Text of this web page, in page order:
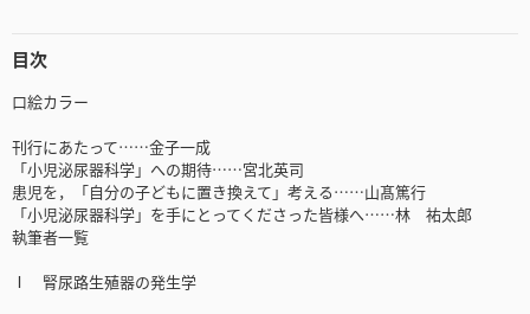
目次
口絵カラー
刊行にあたって……金子一成
「小児泌尿器科学」への期待……宮北英司
患児を，「自分の子どもに置き換えて」考える……山髙篤行
「小児泌尿器科学」を手にとってくださった皆様へ……林 祐太郎
執筆者一覧
Ⅰ 腎尿路生殖器の発生学